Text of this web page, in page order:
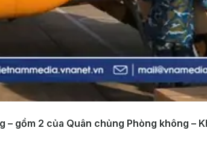
gồm 2 của Quân chủng Phòng không –